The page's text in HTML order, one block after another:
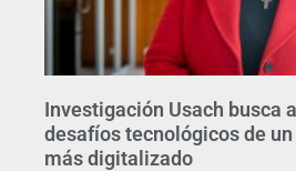
Investigación Usach busca
desafíos tecnológicos de
más digitalizado